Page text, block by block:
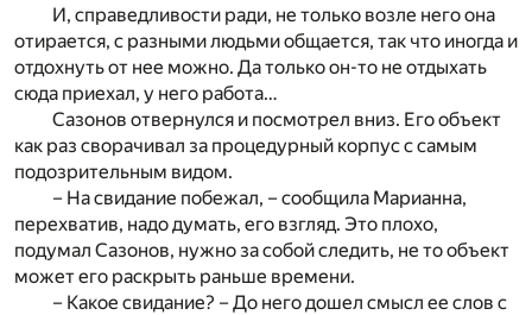
И, справедливости ради, не только возле него она
отирается, с разными людьми общается, так что иногда и
отдохнуть от нее можно. Да только он-то не отдыхать
сюда приехал, у него работа…
Сазонов отвернулся и посмотрел вниз. Его объект
как раз сворачивал за процедурный корпус с самым
подозрительным видом.
– На свидание побежал, – сообщила Марианна,
перехватив, надо думать, его взгляд. Это плохо,
подумал Сазонов, нужно за собой следить, не то объект
может его раскрыть раньше времени.
– Какое свидание? – До него дошел смысл ее слов с